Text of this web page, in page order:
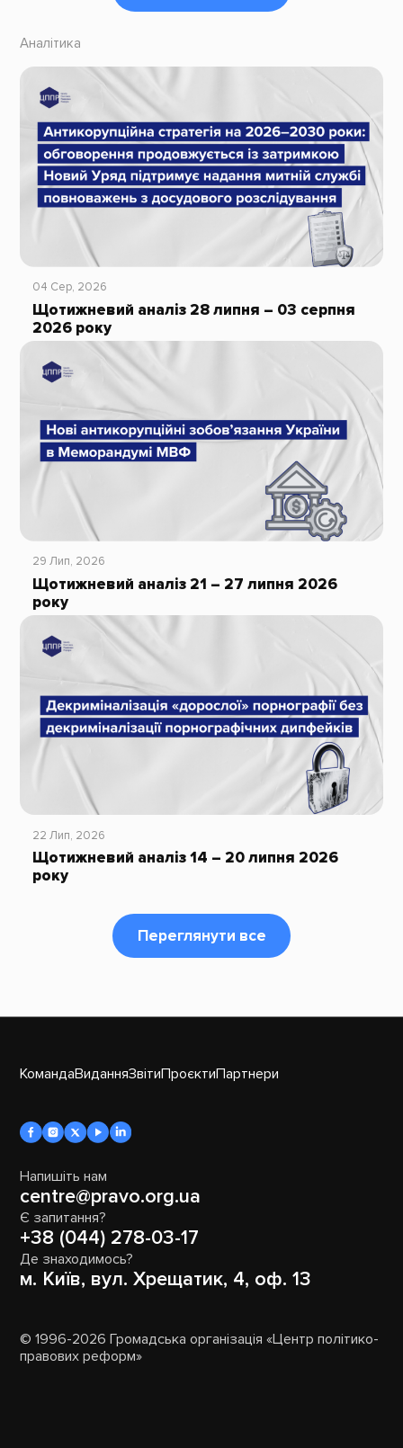
Аналітика
04 Сер, 2026
Щотижневий аналіз 28 липня – 03 серпня
2026 року
29 Лип, 2026
Щотижневий аналіз 21 – 27 липня 2026
року
22 Лип, 2026
Щотижневий аналіз 14 – 20 липня 2026
року
Переглянути все
КомандаВиданняЗвітиПроєктиПартнери
Напишіть нам
centre@pravo.org.ua
Є запитання?
+38 (044) 278-03-17
Де знаходимось?
м. Київ, вул. Хрещатик, 4, оф. 13
© 1996-2026 Громадська організація «Центр політико-
правових реформ»